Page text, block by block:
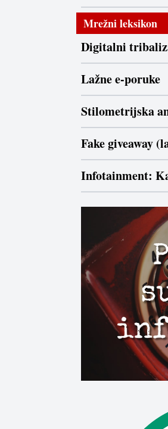
Mrežni leksikon
Digitalni
Lažne e-poruke
Stilometrijska
Fake giveaway
Infotainment: